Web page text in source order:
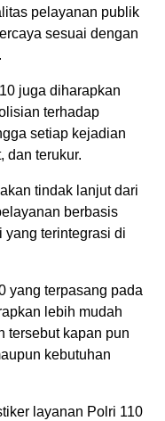
pelayanan publik
sesuai dengan
juga diharapkan
terhadap
setiap kejadian
dan terukur.
tindak lanjut dari
berbasis
yang terintegrasi di
yang terpasang pada
lebih mudah
tersebut kapan pun
kebutuhan
layanan Polri 110